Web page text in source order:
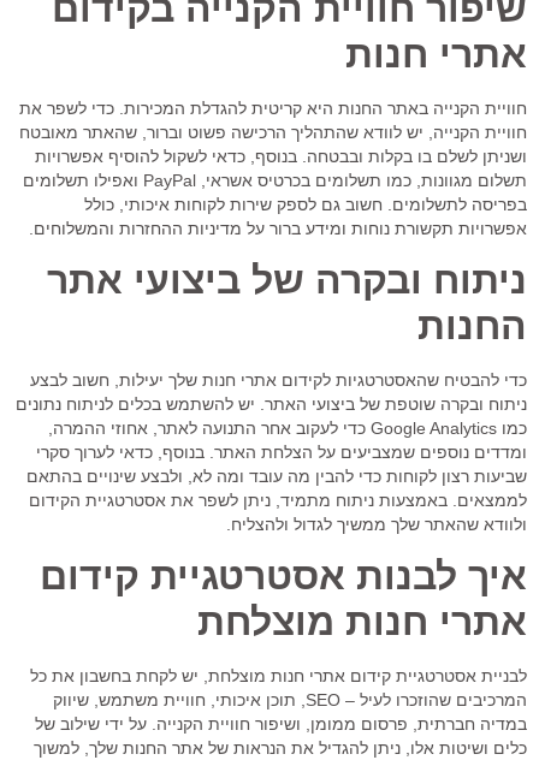
אתרי חנות
חוויית הקנייה באתר החנות היא קריטית להגדלת המכירות. כדי לשפר את
חוויית הקנייה, יש לוודא שהתהליך הרכישה פשוט וברור, שהאתר מאובטח
ושניתן לשלם בו בקלות ובבטחה. בנוסף, כדאי לשקול להוסיף אפשרויות
תשלום מגוונות, כמו תשלומים בכרטיס אשראי, PayPal ואפילו תשלומים
בפריסה לתשלומים. חשוב גם לספק שירות לקוחות איכותי, כולל
אפשרויות תקשורת נוחות ומידע ברור על מדיניות ההחזרות והמשלוחים.
ניתוח ובקרה של ביצועי אתר
החנות
כדי להבטיח שהאסטרטגיות לקידום אתרי חנות שלך יעילות, חשוב לבצע
ניתוח ובקרה שוטפת של ביצועי האתר. יש להשתמש בכלים לניתוח נתונים
כמו Google Analytics כדי לעקוב אחר התנועה לאתר, אחוזי ההמרה,
ומדדים נוספים שמצביעים על הצלחת האתר. בנוסף, כדאי לערוך סקרי
שביעות רצון לקוחות כדי להבין מה עובד ומה לא, ולבצע שינויים בהתאם
לממצאים. באמצעות ניתוח מתמיד, ניתן לשפר את אסטרטגיית הקידום
ולוודא שהאתר שלך ממשיך לגדול ולהצליח.
איך לבנות אסטרטגיית קידום
אתרי חנות מוצלחת
לבניית אסטרטגיית קידום אתרי חנות מוצלחת, יש לקחת בחשבון את כל
המרכיבים שהוזכרו לעיל – SEO, תוכן איכותי, חוויית משתמש, שיווק
במדיה חברתית, פרסום ממומן, ושיפור חוויית הקנייה. על ידי שילוב של
כלים ושיטות אלו, ניתן להגדיל את הנראות של אתר החנות שלך, למשוך